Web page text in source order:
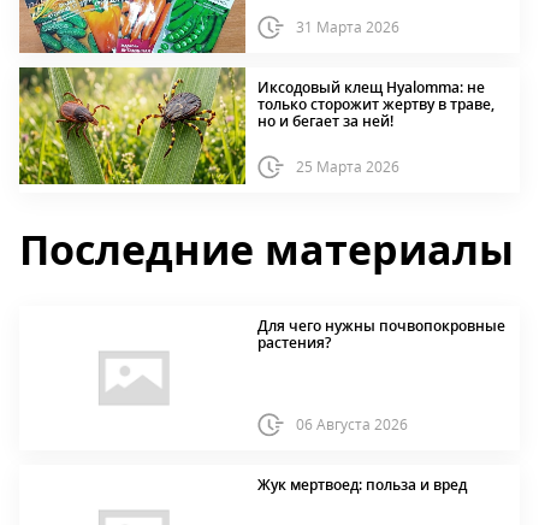
31 Марта 2026
Иксодовый клещ Hyalomma: не
только сторожит жертву в траве,
но и бегает за ней!
25 Марта 2026
Последние материалы
Для чего нужны почвопокровные
растения?
06 Августа 2026
Жук мертвоед: польза и вред